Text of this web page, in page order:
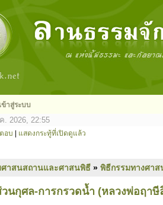
เข้าสู่ระบบ
. 2026, 22:55
อบ แสดงกระทู้ที่เปิดดูแล้ว
ศาสนสถานและศาสนพิธี » พิธีกรรมทางศา
นกุศล-การกรวดน้ำ (หลวงพ่อฤาษี